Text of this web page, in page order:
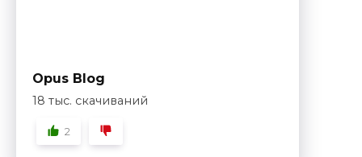
Opus Blog
18 тыс. скачиваний
2